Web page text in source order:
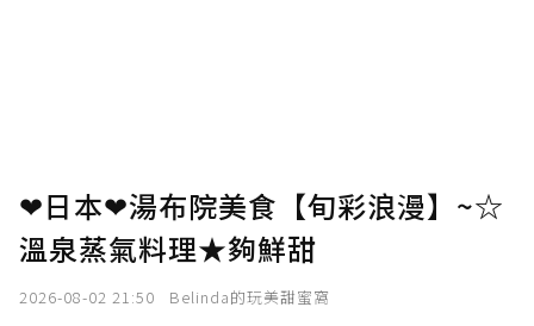
❤日本❤湯布院美食【旬彩浪漫】~☆
溫泉蒸氣料理★夠鮮甜
2026-08-02 21:50 Belinda的玩美甜蜜窩